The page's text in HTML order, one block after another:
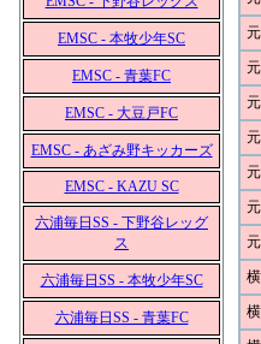
EMSC - 本牧少年SC
EMSC - 青葉FC
EMSC - 大豆戸FC
EMSC - あざみ野キッカーズ
EMSC - KAZU SC
六浦毎日SS - 下野谷レッグ
ス
六浦毎日SS - 本牧少年SC
六浦毎日SS - 青葉FC